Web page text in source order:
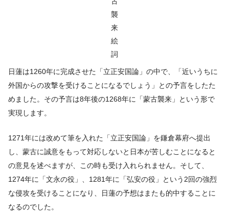
襲
来
絵
詞
日蓮は1260年に完成させた「立正安国論」の中で、「近いうちに
外国からの攻撃を受けることになるでしょう」との予言をしたた
めました。その予言は8年後の1268年に「蒙古襲来」という形で
実現します。
1271年には改めて筆を入れた「立正安国論」を鎌倉幕府へ提出
し、蒙古に誠意をもって対応しないと日本が苦しむことになると
の意見を述べますが、この時も受け入れられません。そして、
1274年に「文永の役」、1281年に「弘安の役」という2回の強烈
な侵攻を受けることになり、日蓮の予想はまたも的中することに
なるのでした。